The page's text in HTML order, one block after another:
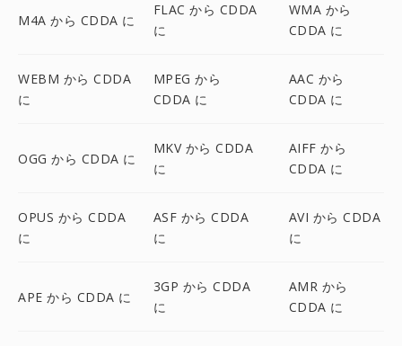
M4A から CDDA に
FLAC から CDDA
に
WMA から
CDDA に
WEBM から CDDA
に
MPEG から
CDDA に
AAC から
CDDA に
OGG から CDDA に
MKV から CDDA
に
AIFF から
CDDA に
OPUS から CDDA
に
ASF から CDDA
に
AVI から CDDA
に
APE から CDDA に
3GP から CDDA
に
AMR から
CDDA に